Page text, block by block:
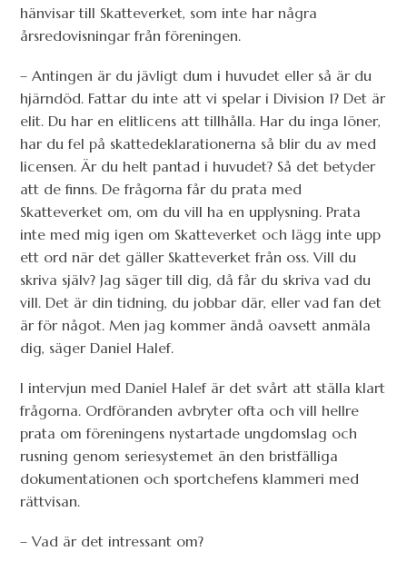
hänvisar till Skatteverket, som inte har några
årsredovisningar från föreningen.
– Antingen är du jävligt dum i huvudet eller så är du
hjärndöd. Fattar du inte att vi spelar i Division 1? Det är
elit. Du har en elitlicens att tillhålla. Har du inga löner,
har du fel på skattedeklarationerna så blir du av med
licensen. Är du helt pantad i huvudet? Så det betyder
att de finns. De frågorna får du prata med
Skatteverket om, om du vill ha en upplysning. Prata
inte med mig igen om Skatteverket och lägg inte upp
ett ord när det gäller Skatteverket från oss. Vill du
skriva själv? Jag säger till dig, då får du skriva vad du
vill. Det är din tidning, du jobbar där, eller vad fan det
är för något. Men jag kommer ändå oavsett anmäla
dig, säger Daniel Halef.
I intervjun med Daniel Halef är det svårt att ställa klart
frågorna. Ordföranden avbryter ofta och vill hellre
prata om föreningens nystartade ungdomslag och
rusning genom seriesystemet än den bristfälliga
dokumentationen och sportchefens klammeri med
rättvisan.
– Vad är det intressant om?